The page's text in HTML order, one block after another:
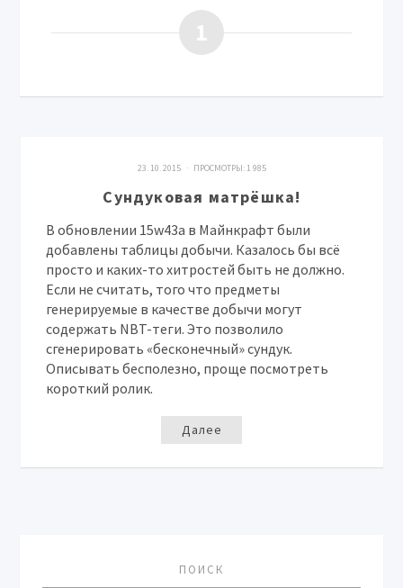
1
23. 10. 2015 · ПРОСМОТРЫ: 1 985
Сундуковая матрёшка!
В обновлении 15w43a в Майнкрафт были
добавлены таблицы добычи. Казалось бы всё
просто и каких-то хитростей быть не должно.
Если не считать, того что предметы
генерируемые в качестве добычи могут
содержать NBT-теги. Это позволило
сгенерировать «бесконечный» сундук.
Описывать бесполезно, проще посмотреть
короткий ролик.
Далее
ПОИСК